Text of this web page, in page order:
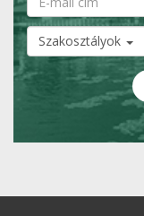
Szakosztályok